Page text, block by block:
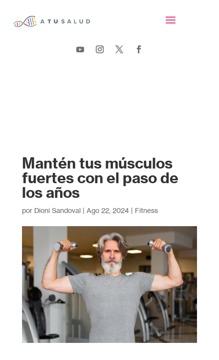
Mantén tus músculos
fuertes con el paso de
los años
por Dioni Sandoval| Ago 22, 2024| Fitness